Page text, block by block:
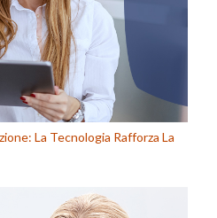
La Tecnologia Rafforza La